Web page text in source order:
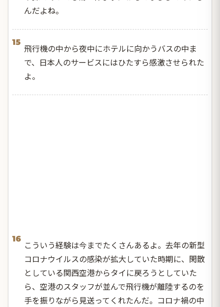
んだよね。
15
飛行機の中から夜中にホテルに向かうバスの中ま
で、日本人のサービスにはひたすら感激させられた
よ。
16
こういう経験は今までたくさんあるよ。去年の新型
コロナウイルスの感染が拡大していた時期に、閑散
としている関西空港からタイに戻ろうとしていた
ら、空港のスタッフが並んで飛行機が離陸するのを
手を振りながら見送ってくれたんだ。コロナ禍の中